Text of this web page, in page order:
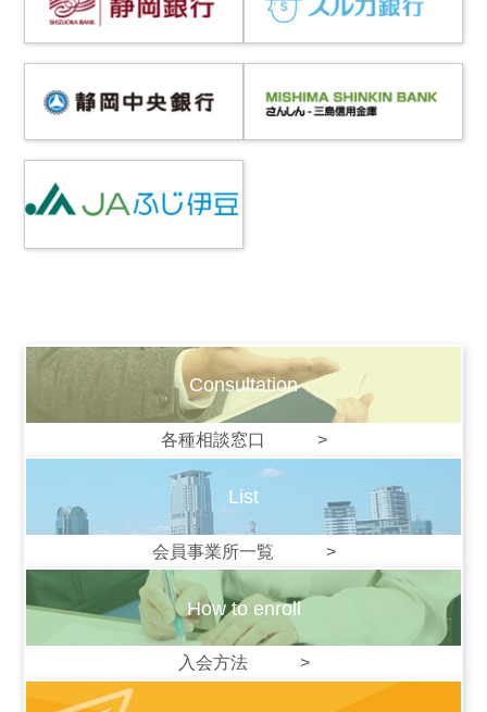
Consultation
各種相談窓口 >
List
会員事業所一覧 >
How to enroll
入会方法 >